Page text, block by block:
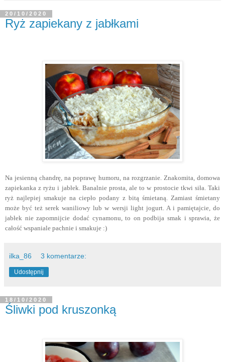
20/10/2020
Ryż zapiekany z jabłkami
Na jesienną chandrę, na poprawę humoru, na rozgrzanie. Znakomita, domowa
zapiekanka z ryżu i jabłek. Banalnie prosta, ale to w prostocie tkwi siła. Taki
ryż najlepiej smakuje na ciepło podany z bitą śmietaną. Zamiast śmietany
może być też serek waniliowy lub w wersji light jogurt. A i pamiętajcie, do
jabłek nie zapomnijcie dodać cynamonu, to on podbija smak i sprawia, że
całość wspaniale pachnie i smakuje :)
ilka_86 3 komentarze:
Udostępnij
18/10/2020
Śliwki pod kruszonką